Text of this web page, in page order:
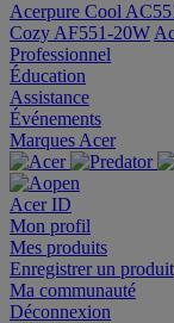
Acerpure Cool
Cozy AF551-20W
Professionnel
Éducation
Assistance
Événements
Marques Acer
Acer ID
Mon profil
Mes produits
Enregistrer un produit
Ma communauté
Déconnexion